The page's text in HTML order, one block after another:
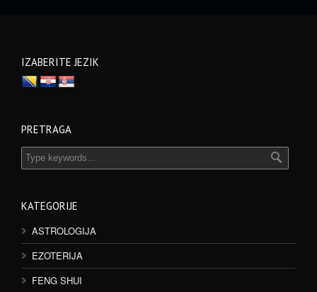
IZABERITE JEZIK
PRETRAGA
KATEGORIJE
ASTROLOGIJA
EZOTERIJA
FENG SHUI